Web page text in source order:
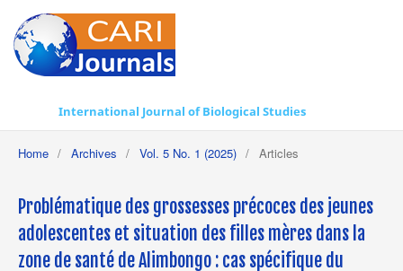
International Journal of Biological Studies
Home / Archives / Vol. 5 No. 1 (2025) / Articles
Problématique des grossesses précoces des jeunes
adolescentes et situation des filles mères dans la
zone de santé de Alimbongo : cas spécifique du